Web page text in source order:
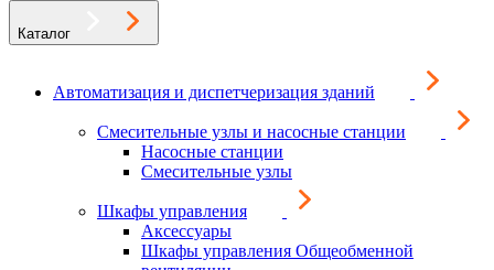
Каталог
Автоматизация и диспетчеризация зданий
Смесительные узлы и насосные станции
Насосные станции
Смесительные узлы
Шкафы управления
Аксессуары
Шкафы управления Общеобменной